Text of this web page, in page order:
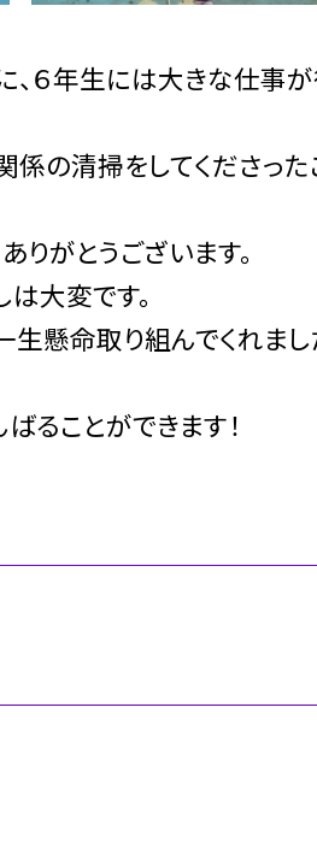
６年生には大きな仕事が
の清掃をしてくださった
りがとうございます。
大変です。
懸命取り組んでくれまし
ることができます！